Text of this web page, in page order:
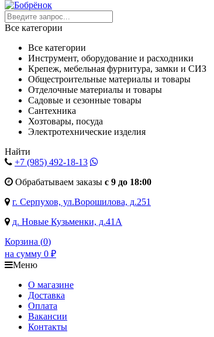
Все категории
Все категории
Инструмент, оборудование и расходники
Крепеж, мебельная фурнитура, замки и СИЗ
Общестроительные материалы и товары
Отделочные материалы и товары
Садовые и сезонные товары
Сантехника
Хозтовары, посуда
Электротехнические изделия
Найти
+7 (985) 492-18-13
Обрабатываем заказы с 9 до 18:00
г. Серпухов, ул.Ворошилова, д.251
д. Новые Кузьменки, д.41А
Корзина (0)
на сумму 0 ₽
Меню
О магазине
Доставка
Оплата
Вакансии
Контакты